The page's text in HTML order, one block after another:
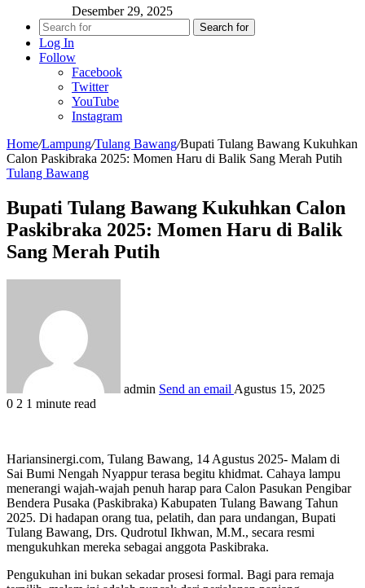
Desember 29, 2025
Search for
Log In
Follow
Facebook
Twitter
YouTube
Instagram
Home/Lampung/Tulang Bawang/Bupati Tulang Bawang Kukuhkan
Calon Paskibraka 2025: Momen Haru di Balik Sang Merah Putih
Tulang Bawang
Bupati Tulang Bawang Kukuhkan Calon
Paskibraka 2025: Momen Haru di Balik
Sang Merah Putih
admin Send an email Agustus 15, 2025
0 2 1 minute read
Hariansinergi.com, Tulang Bawang, 14 Agustus 2025- Malam di
Sai Bumi Nengah Nyappur terasa begitu khidmat. Cahaya lampu
menerangi wajah-wajah penuh harap para Calon Pasukan Pengibar
Bendera Pusaka (Paskibraka) Kabupaten Tulang Bawang Tahun
2025. Di hadapan orang tua, pelatih, dan para undangan, Bupati
Tulang Bawang, Drs. Qudrotul Ikhwan, M.M., secara resmi
mengukuhkan mereka sebagai anggota Paskibraka.
Pengukuhan ini bukan sekadar prosesi formal. Bagi para remaja